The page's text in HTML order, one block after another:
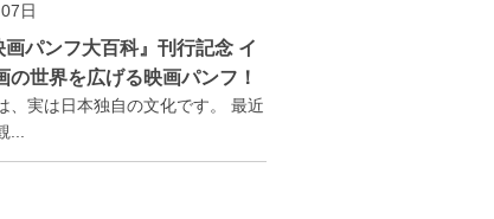
日
画パンフ大百科』刊行記念 イ
の世界を広げる映画パンフ！
、実は日本独自の文化です。 最近